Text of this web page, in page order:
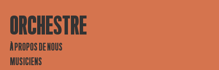
ORCHESTRE
À PROPOS DE NOUS
MUSICIENS